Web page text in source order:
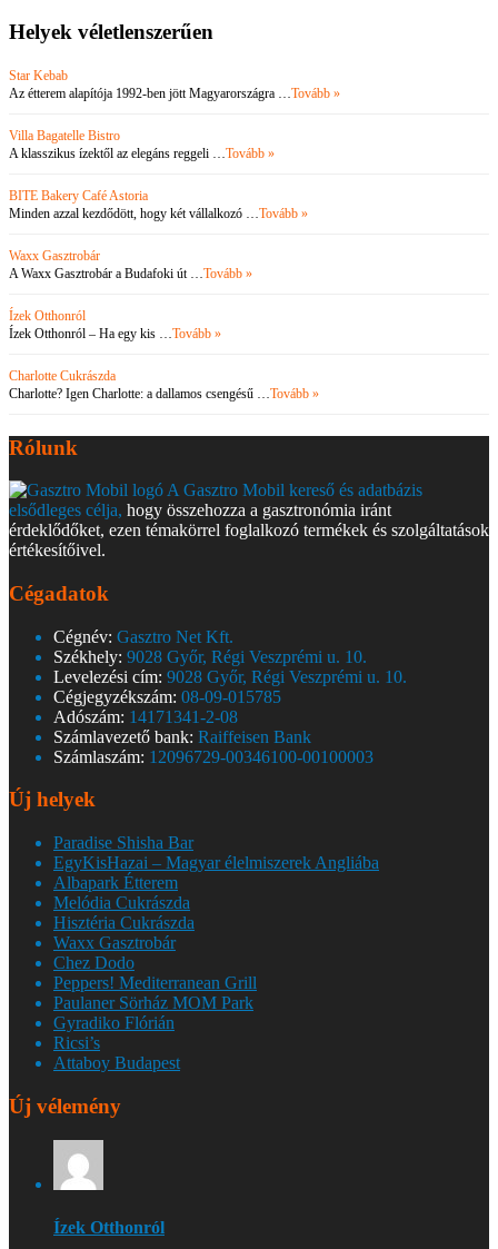
Helyek véletlenszerűen
Star Kebab
Az étterem alapítója 1992-ben jött Magyarországra …Tovább »
Villa Bagatelle Bistro
A klasszikus ízektől az elegáns reggeli …Tovább »
BITE Bakery Café Astoria
Minden azzal kezdődött, hogy két vállalkozó …Tovább »
Waxx Gasztrobár
A Waxx Gasztrobár a Budafoki út …Tovább »
Ízek Otthonról
Ízek Otthonról – Ha egy kis …Tovább »
Charlotte Cukrászda
Charlotte? Igen Charlotte: a dallamos csengésű …Tovább »
Rólunk
A Gasztro Mobil kereső és adatbázis
elsődleges célja, hogy összehozza a gasztronómia iránt
érdeklődőket, ezen témakörrel foglalkozó termékek és szolgáltatások
értékesítőivel.
Cégadatok
Cégnév: Gasztro Net Kft.
Székhely: 9028 Győr, Régi Veszprémi u. 10.
Levelezési cím: 9028 Győr, Régi Veszprémi u. 10.
Cégjegyzékszám: 08-09-015785
Adószám: 14171341-2-08
Számlavezető bank: Raiffeisen Bank
Számlaszám: 12096729-00346100-00100003
Új helyek
Paradise Shisha Bar
EgyKisHazai – Magyar élelmiszerek Angliába
Albapark Étterem
Melódia Cukrászda
Hisztéria Cukrászda
Waxx Gasztrobár
Chez Dodo
Peppers! Mediterranean Grill
Paulaner Sörház MOM Park
Gyradiko Flórián
Ricsi’s
Attaboy Budapest
Új vélemény
Ízek Otthonról